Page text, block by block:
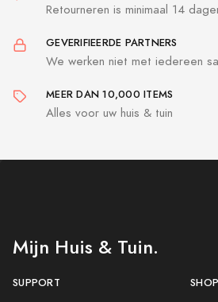
Retourneren is minimaal 14
GEVERIFIEERDE PARTNERS
We werken niet met iedereen
MEER DAN 10,000 ITEMS
Alles voor uw huis & tuin
Mijn Huis & Tuin.
SUPPORT SHOP